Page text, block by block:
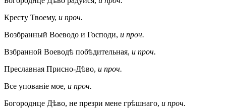
Кресту Твоему, и проч.
Возбранный Воеводо и Господи, и проч.
Взбранной Воеводѣ побѣдительная, и проч.
Преславная Присно-Дѣво, и проч.
Все упованіе мое, и проч.
Богороднце Дѣво, не презри мене грѣшнаго, и проч.